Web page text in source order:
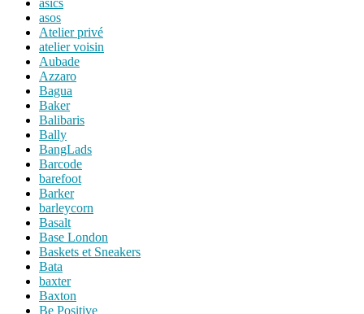
asics
asos
Atelier privé
atelier voisin
Aubade
Azzaro
Bagua
Baker
Balibaris
Bally
BangLads
Barcode
barefoot
Barker
barleycorn
Basalt
Base London
Baskets et Sneakers
Bata
baxter
Baxton
Be Positive